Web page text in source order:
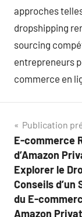
approches
dropshipping
sourcing
entrepreneurs
commerce en
de
l’article
Publication
E-commerce
d’Amazon
Explorer le
Conseils d’un
du E-
Amazon